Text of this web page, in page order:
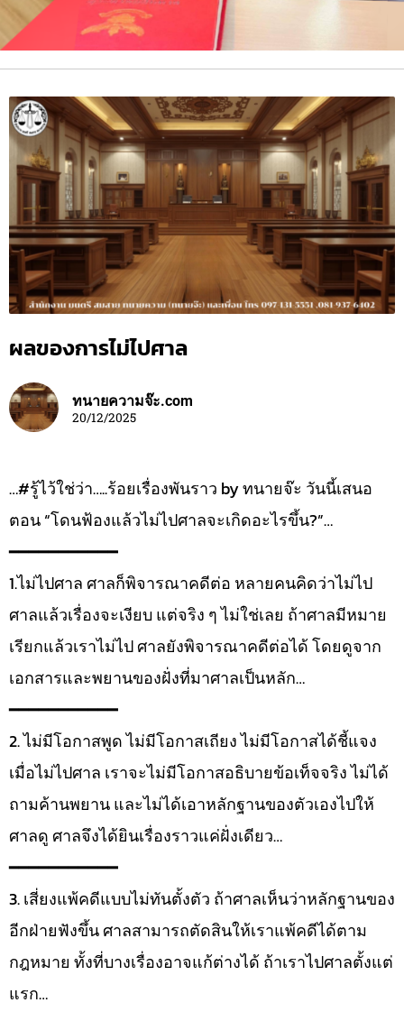
ผลของการไม่ไปศาล
ทนายความจ๊ะ.com
20/12/2025
…#รู้ไว้ใช่ว่า…..ร้อยเรื่องพันราว by ทนายจ๊ะ วันนี้เสนอ
ตอน “โดนฟ้องแล้วไม่ไปศาลจะเกิดอะไรขึ้น?”…
━━━━━━━━━━━
1.ไม่ไปศาล ศาลก็พิจารณาคดีต่อ หลายคนคิดว่าไม่ไป
ศาลแล้วเรื่องจะเงียบ แต่จริง ๆ ไม่ใช่เลย ถ้าศาลมีหมาย
เรียกแล้วเราไม่ไป ศาลยังพิจารณาคดีต่อได้ โดยดูจาก
เอกสารและพยานของฝั่งที่มาศาลเป็นหลัก…
━━━━━━━━━━━
2. ไม่มีโอกาสพูด ไม่มีโอกาสเถียง ไม่มีโอกาสได้ชี้แจง
เมื่อไม่ไปศาล เราจะไม่มีโอกาสอธิบายข้อเท็จจริง ไม่ได้
ถามค้านพยาน และไม่ได้เอาหลักฐานของตัวเองไปให้
ศาลดู ศาลจึงได้ยินเรื่องราวแค่ฝั่งเดียว…
━━━━━━━━━━━
3. เสี่ยงแพ้คดีแบบไม่ทันตั้งตัว ถ้าศาลเห็นว่าหลักฐานของ
อีกฝ่ายฟังขึ้น ศาลสามารถตัดสินให้เราแพ้คดีได้ตาม
กฎหมาย ทั้งที่บางเรื่องอาจแก้ต่างได้ ถ้าเราไปศาลตั้งแต่
แรก…